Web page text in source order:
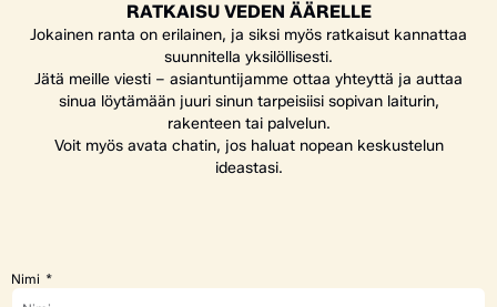
RATKAISU VEDEN ÄÄRELLE
Jokainen ranta on erilainen, ja siksi myös ratkaisut kannattaa
suunnitella yksilöllisesti.
Jätä meille viesti – asiantuntijamme ottaa yhteyttä ja auttaa
sinua löytämään juuri sinun tarpeisiisi sopivan laiturin,
rakenteen tai palvelun.
Voit myös avata chatin, jos haluat nopean keskustelun
ideastasi.
Nimi